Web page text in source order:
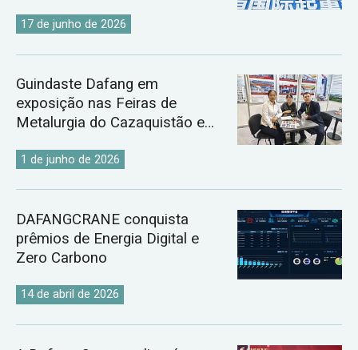
17 de junho de 2026
Guindaste Dafang em
exposição nas Feiras de
Metalurgia do Cazaquistão e
1 de junho de 2026
DAFANGCRANE conquista
prêmios de Energia Digital e
Zero Carbono
14 de abril de 2026